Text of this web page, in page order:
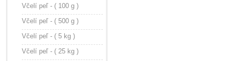
Včelí peľ - ( 100 g )
Včelí peľ - ( 500 g )
Včelí peľ - ( 5 kg )
Včelí peľ - ( 25 kg )